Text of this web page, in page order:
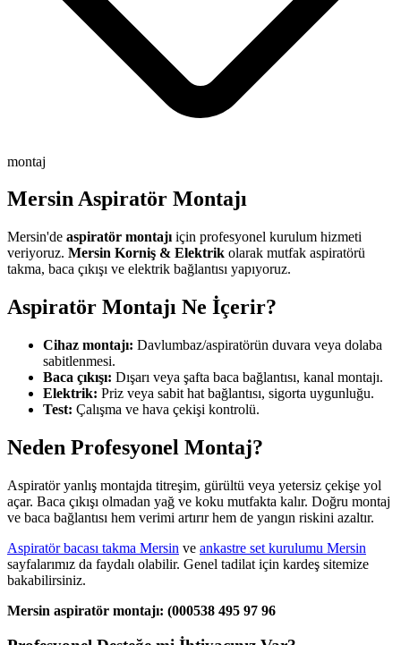
montaj
Mersin Aspiratör Montajı
Mersin'de aspiratör montajı için profesyonel kurulum hizmeti
veriyoruz. Mersin Korniş & Elektrik olarak mutfak aspiratörü
takma, baca çıkışı ve elektrik bağlantısı yapıyoruz.
Aspiratör Montajı Ne İçerir?
Cihaz montajı: Davlumbaz/aspiratörün duvara veya dolaba
sabitlenmesi.
Baca çıkışı: Dışarı veya şafta baca bağlantısı, kanal montajı.
Elektrik: Priz veya sabit hat bağlantısı, sigorta uygunluğu.
Test: Çalışma ve hava çekişi kontrolü.
Neden Profesyonel Montaj?
Aspiratör yanlış montajda titreşim, gürültü veya yetersiz çekişe yol
açar. Baca çıkışı olmadan yağ ve koku mutfakta kalır. Doğru montaj
ve baca bağlantısı hem verimi artırır hem de yangın riskini azaltır.
Aspiratör bacası takma Mersin ve ankastre set kurulumu Mersin
sayfalarımız da faydalı olabilir. Genel tadilat için kardeş sitemize
bakabilirsiniz.
Mersin aspiratör montajı: (000538 495 97 96